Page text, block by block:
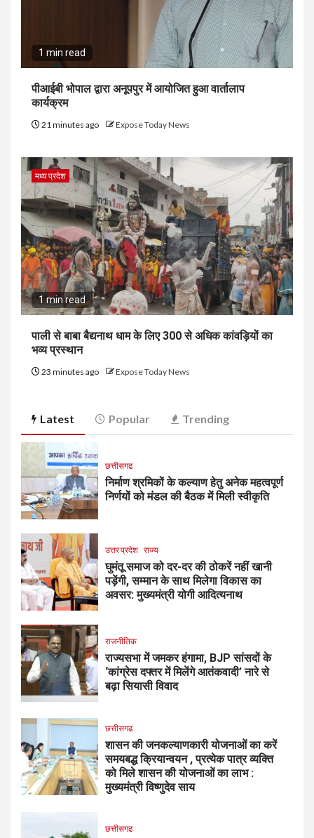
1 min read
पीआईबी भोपाल द्वारा अनूपपुर में आयोजित हुआ वार्तालाप
कार्यक्रम
21 minutes ago Expose Today News
मध्य प्रदेश
1 min read
पाली से बाबा बैद्यनाथ धाम के लिए 300 से अधिक कांवड़ियों का
भव्य प्रस्थान
23 minutes ago Expose Today News
Latest Popular Trending
छत्तीसगढ
निर्माण श्रमिकों के कल्याण हेतु अनेक महत्वपूर्ण
निर्णयों को मंडल की बैठक में मिली स्वीकृति
उत्तर प्रदेश राज्य
घुमंतू समाज को दर-दर की ठोकरें नहीं खानी
पड़ेंगी, सम्मान के साथ मिलेगा विकास का
अवसर: मुख्यमंत्री योगी आदित्यनाथ
राजनीतिक
राज्यसभा में जमकर हंगामा, BJP सांसदों के
‘कांग्रेस दफ्तर में मिलेंगे आतंकवादी’ नारे से
बढ़ा सियासी विवाद
छत्तीसगढ
शासन की जनकल्याणकारी योजनाओं का करें
समयबद्ध क्रियान्वयन , प्रत्येक पात्र व्यक्ति
को मिले शासन की योजनाओं का लाभ :
मुख्यमंत्री विष्णुदेव साय
छत्तीसगढ